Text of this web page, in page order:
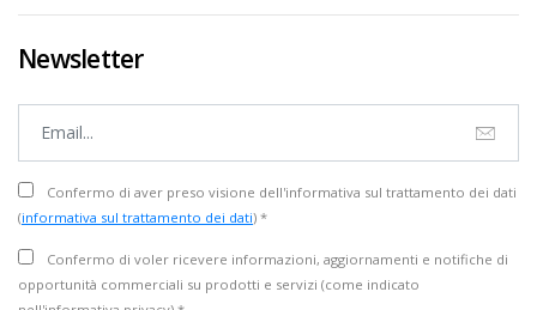
Newsletter
Confermo di aver preso visione dell'informativa sul trattamento dei dati
(informativa sul trattamento dei dati) *
Confermo di voler ricevere informazioni, aggiornamenti e notifiche di
opportunità commerciali su prodotti e servizi (come indicato